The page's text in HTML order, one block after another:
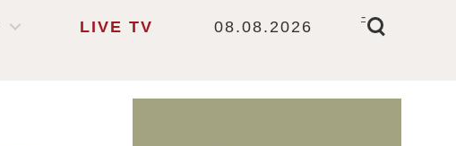
LIVE TV 08.08.2026
-